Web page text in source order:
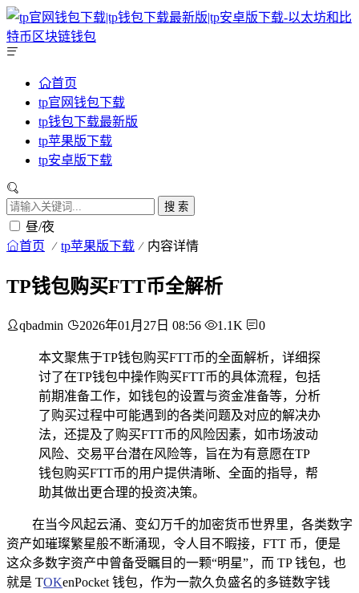
首页
tp官网钱包下载
tp钱包下载最新版
tp苹果版下载
tp安卓版下载
搜 索
昼/夜
首页 tp苹果版下载 内容详情
TP钱包购买FTT币全解析
qbadmin 2026年01月27日 08:56 1.1K 0
本文聚焦于TP钱包购买FTT币的全面解析，详细探
讨了在TP钱包中操作购买FTT币的具体流程，包括
前期准备工作，如钱包的设置与资金准备等，分析
了购买过程中可能遇到的各类问题及对应的解决办
法，还提及了购买FTT币的风险因素，如市场波动
风险、交易平台潜在风险等，旨在为有意愿在TP
钱包购买FTT币的用户提供清晰、全面的指导，帮
助其做出更合理的投资决策。
在当今风起云涌、变幻万千的加密货币世界里，各类数字
资产如璀璨繁星般不断涌现，令人目不暇接，FTT 币，便是
这众多数字资产中曾备受瞩目的一颗“明星”，而 TP 钱包，也
就是 TOKenPocket 钱包，作为一款久负盛名的多链数字钱